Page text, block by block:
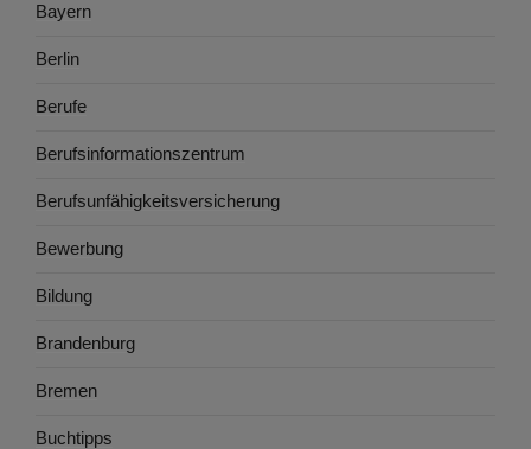
Bayern
Berlin
Berufe
Berufsinformationszentrum
Berufsunfähigkeitsversicherung
Bewerbung
Bildung
Brandenburg
Bremen
Buchtipps